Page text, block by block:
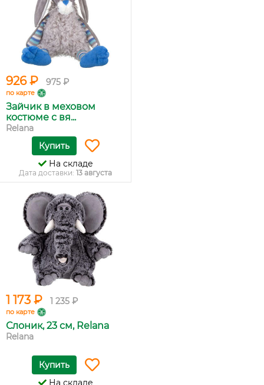
926 ₽ 975 ₽
по карте
Зайчик в меховом
костюме с вя...
Relana
Купить
На складе
Дата доставки: 13 августа
1 173 ₽ 1 235 ₽
по карте
Слоник, 23 см, Relana
Relana
Купить
На складе